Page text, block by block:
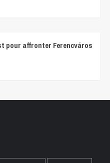
pour affronter Ferencváros